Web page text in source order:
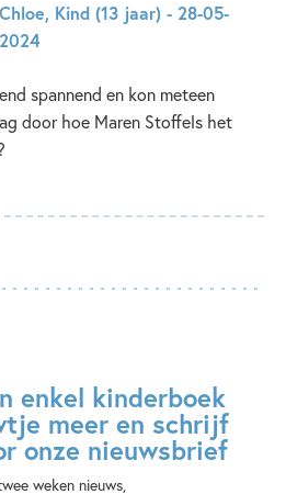
Chloe, Kind (13 jaar) - 28-05-
2024
spannend en kon meteen
door hoe Maren Stoffels het
enkel kinderboek
meer en schrijf
onze nieuwsbrief
weken nieuws,